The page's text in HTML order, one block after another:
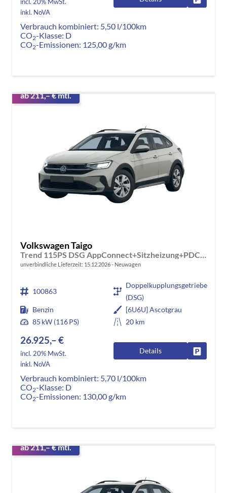
incl. 20% MwSt.
inkl. NoVA
Verbrauch kombiniert: 5,50 l/100km
CO2-Klasse: D
CO2-Emissionen: 125,00 g/km
ab 211,– € mtl.
Volkswagen Taigo
Trend 115PS DSG AppConnect+Sitzheizung+PDC+Alu16+LED+DAB+FrontAssist
unverbindliche Lieferzeit: 15.12.2026 Neuwagen
100863
Doppelkupplungsgetriebe
(DSG)
Benzin
[6U6U] Ascotgrau
85 kW (116 PS)
20 km
26.925,– €
incl. 20% MwSt.
inkl. NoVA
Details
Verbrauch kombiniert: 5,70 l/100km
CO2-Klasse: D
CO2-Emissionen: 130,00 g/km
ab 211,– € mtl.